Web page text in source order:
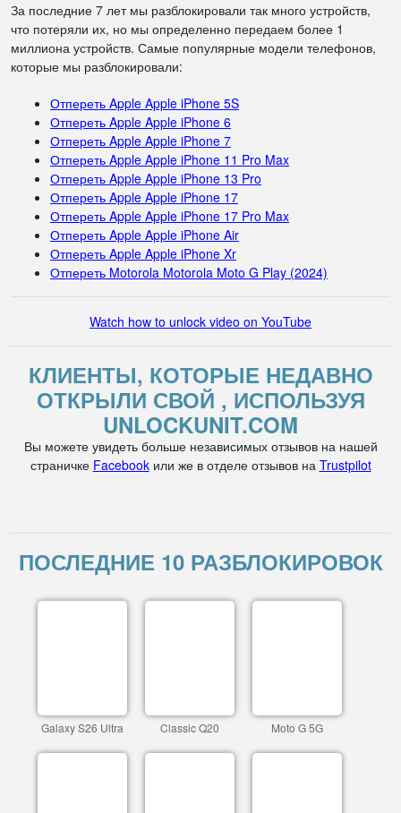
За последние 7 лет мы разблокировали так много устройств,
что потеряли их, но мы определенно передаем более 1
миллиона устройств. Самые популярные модели телефонов,
которые мы разблокировали:
Отпереть Apple Apple iPhone 5S
Отпереть Apple Apple iPhone 6
Отпереть Apple Apple iPhone 7
Отпереть Apple Apple iPhone 11 Pro Max
Отпереть Apple Apple iPhone 13 Pro
Отпереть Apple Apple iPhone 17
Отпереть Apple Apple iPhone 17 Pro Max
Отпереть Apple Apple iPhone Air
Отпереть Apple Apple iPhone Xr
Отпереть Motorola Motorola Moto G Play (2024)
Watch how to unlock video on YouTube
КЛИЕНТЫ, КОТОРЫЕ НЕДАВНО
ОТКРЫЛИ СВОЙ , ИСПОЛЬЗУЯ
UNLOCKUNIT.COM
Вы можете увидеть больше независимых отзывов на нашей
страничке Facebookили же в отделе отзывов на Trustpilot
ПОСЛЕДНИЕ 10 РАЗБЛОКИРОВОК
Galaxy S26 Ultra Classic Q20 Moto G 5G